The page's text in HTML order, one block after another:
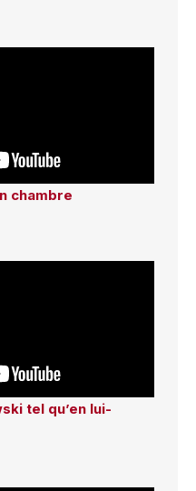
chambre
tel qu’en lui-